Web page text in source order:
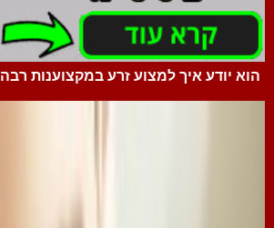
הוא יודע איך למצוע זרע במקצוענות רבה